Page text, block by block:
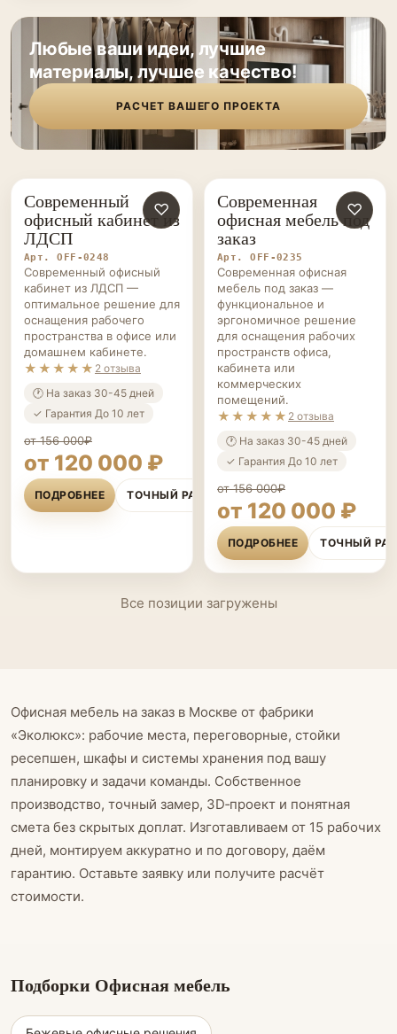
Любые ваши идеи, лучшие
материалы, лучшее качество!
РАСЧЕТ ВАШЕГО ПРОЕКТА
ОФИСНАЯ
МЕБЕЛЬ НА ЗАКАЗ
♡
Современный
офисный кабинет из
ЛДСП
Арт. OFF-0248
Современный офисный
кабинет из ЛДСП —
оптимальное решение для
оснащения рабочего
пространства в офисе или
домашнем кабинете.
★★★★★ 2 отзыва
🕐 На заказ 30-45 дней
✓ Гарантия До 10 лет
от 156 000₽
от 120 000 ₽
ПОДРОБНЕЕ ТОЧНЫЙ РАСЧЁТ
ОФИСНАЯ
МЕБЕЛЬ НА ЗАКАЗ
♡
Современная
офисная мебель под
заказ
Арт. OFF-0235
Современная офисная
мебель под заказ —
функциональное и
эргономичное решение
для оснащения рабочих
пространств офиса,
кабинета или
коммерческих
помещений.
★★★★★ 2 отзыва
🕐 На заказ 30-45 дней
✓ Гарантия До 10 лет
от 156 000₽
от 120 000 ₽
ПОДРОБНЕЕ ТОЧНЫЙ
Все позиции загружены
Офисная мебель на заказ в Москве от фабрики
«Эколюкс»: рабочие места, переговорные, стойки
ресепшен, шкафы и системы хранения под вашу
планировку и задачи команды. Собственное
производство, точный замер, 3D‑проект и понятная
смета без скрытых доплат. Изготавливаем от 15 рабочих
дней, монтируем аккуратно и по договору, даём
гарантию. Оставьте заявку или получите расчёт
стоимости.
Подборки Офисная мебель